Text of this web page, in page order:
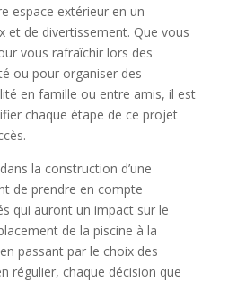
espace extérieur en un
et de divertissement. Que vous
vous rafraîchir lors des
ou pour organiser des
en famille ou entre amis, il est
chaque étape de ce projet
la construction d’une
de prendre en compte
qui auront un impact sur le
de la piscine à la
passant par le choix des
régulier, chaque décision que